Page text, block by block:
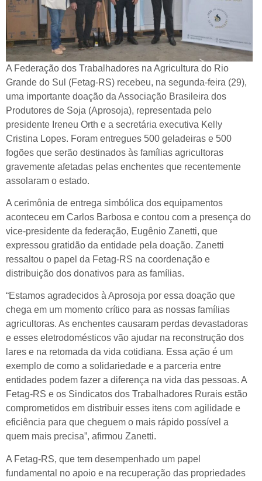
A Federação dos Trabalhadores na Agricultura do Rio
Grande do Sul (Fetag-RS) recebeu, na segunda-feira (29),
uma importante doação da Associação Brasileira dos
Produtores de Soja (Aprosoja), representada pelo
presidente Ireneu Orth e a secretária executiva Kelly
Cristina Lopes. Foram entregues 500 geladeiras e 500
fogões que serão destinados às famílias agricultoras
gravemente afetadas pelas enchentes que recentemente
assolaram o estado.
A cerimônia de entrega simbólica dos equipamentos
aconteceu em Carlos Barbosa e contou com a presença do
vice-presidente da federação, Eugênio Zanetti, que
expressou gratidão da entidade pela doação. Zanetti
ressaltou o papel da Fetag-RS na coordenação e
distribuição dos donativos para as famílias.
“Estamos agradecidos à Aprosoja por essa doação que
chega em um momento crítico para as nossas famílias
agricultoras. As enchentes causaram perdas devastadoras
e esses eletrodomésticos vão ajudar na reconstrução dos
lares e na retomada da vida cotidiana. Essa ação é um
exemplo de como a solidariedade e a parceria entre
entidades podem fazer a diferença na vida das pessoas. A
Fetag-RS e os Sindicatos dos Trabalhadores Rurais estão
comprometidos em distribuir esses itens com agilidade e
eficiência para que cheguem o mais rápido possível a
quem mais precisa”, afirmou Zanetti.
A Fetag-RS, que tem desempenhado um papel
fundamental no apoio e na recuperação das propriedades